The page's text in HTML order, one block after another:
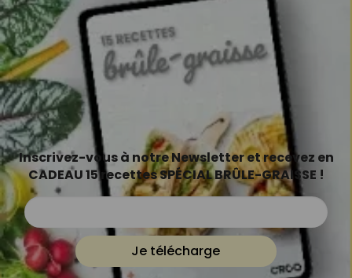
Inscrivez-vous à notre Newsletter et recevez en
CADEAU 15 recettes SPÉCIAL BRÛLE-GRAISSE !
Je télécharge